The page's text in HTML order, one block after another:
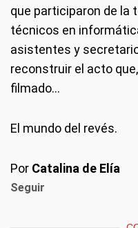
que participaron de la
técnicos en
asistentes y
reconstruir el acto
filmado...
El mundo del revés.
Por Catalina de Elía
Seguir